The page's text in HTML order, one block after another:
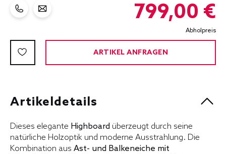
799,00 €
Abholpreis
ARTIKEL ANFRAGEN
Artikeldetails
Dieses elegante Highboard überzeugt durch seine
natürliche Holzoptik und moderne Ausstrahlung. Die
Kombination aus Ast- und Balkeneiche mit